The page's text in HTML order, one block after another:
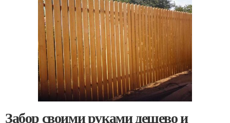
Забор своими руками дешево и